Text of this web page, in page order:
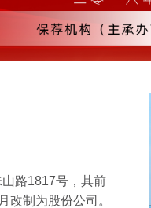
路1817号，其前
改制为股份公司。